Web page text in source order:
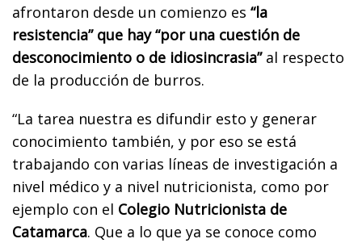
afrontaron desde un comienzo es “la
resistencia” que hay “por una cuestión de
desconocimiento o de idiosincrasia”al respecto
de la producción de burros.
“La tarea nuestra es difundir esto y generar
conocimiento también, y por eso se está
trabajando con varias líneas de investigación a
nivel médico y a nivel nutricionista, como por
ejemplo con el Colegio Nutricionista de
Catamarca. Que a lo que ya se conoce como